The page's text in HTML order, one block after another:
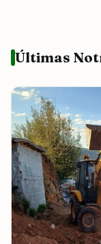
Últimas